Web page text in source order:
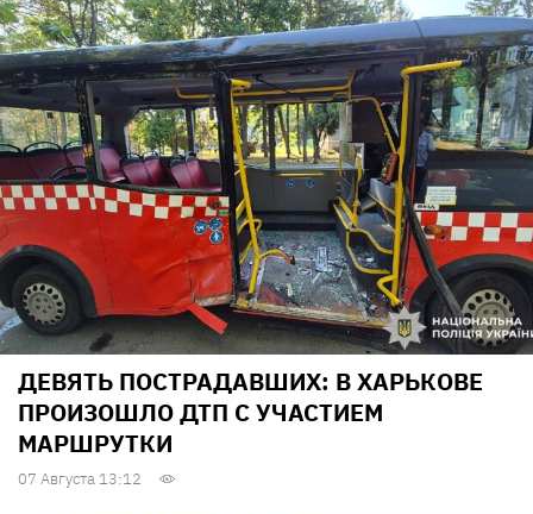
ДЕВЯТЬ ПОСТРАДАВШИХ: В ХАРЬКОВЕ
ПРОИЗОШЛО ДТП С УЧАСТИЕМ
МАРШРУТКИ
07 Августа 13:12